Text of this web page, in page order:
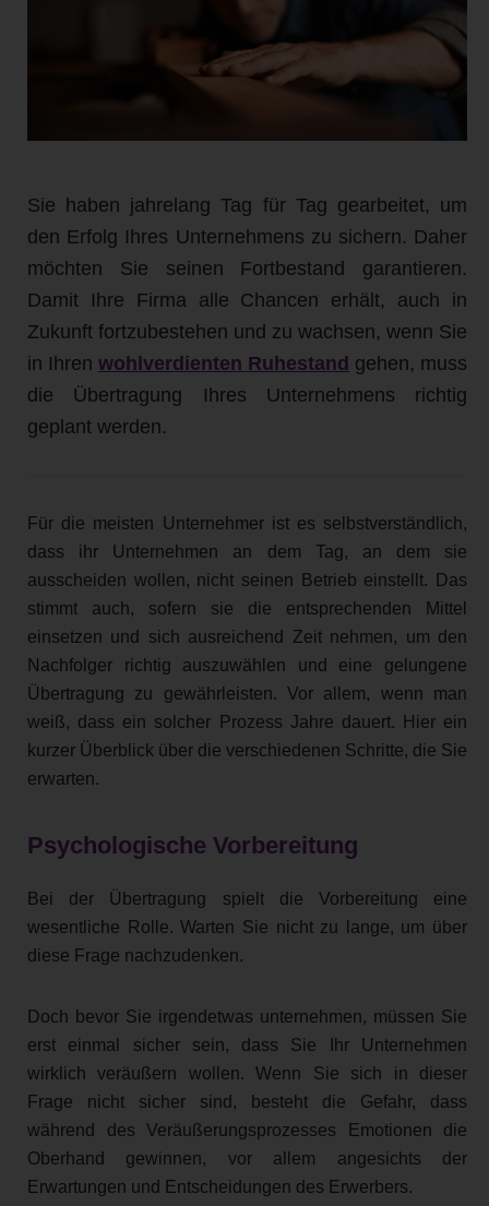
Sie haben jahrelang Tag für Tag gearbeitet, um
den Erfolg Ihres Unternehmens zu sichern. Daher
möchten Sie seinen Fortbestand garantieren.
Damit Ihre Firma alle Chancen erhält, auch in
Zukunft fortzubestehen und zu wachsen, wenn Sie
in Ihren wohlverdienten Ruhestand gehen, muss
die Übertragung Ihres Unternehmens richtig
geplant werden.
Für die meisten Unternehmer ist es selbstverständlich,
dass ihr Unternehmen an dem Tag, an dem sie
ausscheiden wollen, nicht seinen Betrieb einstellt. Das
stimmt auch, sofern sie die entsprechenden Mittel
einsetzen und sich ausreichend Zeit nehmen, um den
Nachfolger richtig auszuwählen und eine gelungene
Übertragung zu gewährleisten. Vor allem, wenn man
weiß, dass ein solcher Prozess Jahre dauert. Hier ein
kurzer Überblick über die verschiedenen Schritte, die Sie
erwarten.
Psychologische Vorbereitung
Bei der Übertragung spielt die Vorbereitung eine
wesentliche Rolle. Warten Sie nicht zu lange, um über
diese Frage nachzudenken.
Doch bevor Sie irgendetwas unternehmen, müssen Sie
erst einmal sicher sein, dass Sie Ihr Unternehmen
wirklich veräußern wollen. Wenn Sie sich in dieser
Frage nicht sicher sind, besteht die Gefahr, dass
während des Veräußerungsprozesses Emotionen die
Oberhand gewinnen, vor allem angesichts der
Erwartungen und Entscheidungen des Erwerbers.